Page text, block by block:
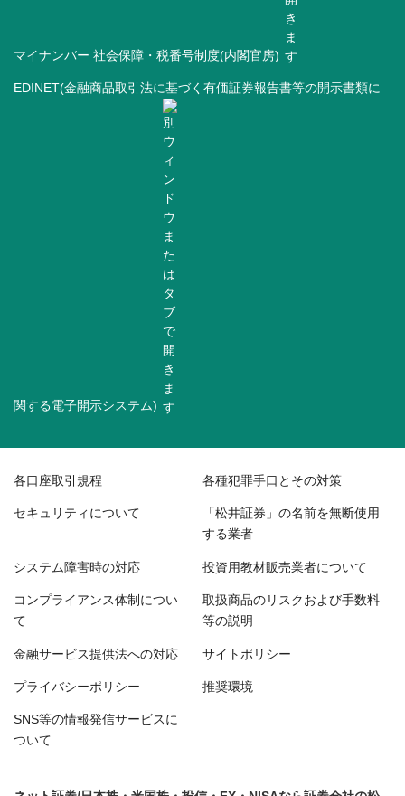
マイナンバー 社会保障・税番号制度(内閣官房)
EDINET(金融商品取引法に基づく有価証券報告書等の開示書類に
関する電子開示システム)
各口座取引規程 各種犯罪手口とその対策
セキュリティについて 「松井証券」の名前を無断使用
する業者
システム障害時の対応 投資用教材販売業者について
コンプライアンス体制につい
て
取扱商品のリスクおよび手数料
等の説明
金融サービス提供法への対応 サイトポリシー
プライバシーポリシー 推奨環境
SNS等の情報発信サービスに
ついて